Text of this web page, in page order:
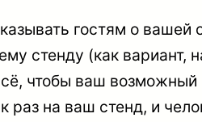
гостям о вашей
стенду (как вариант,
чтобы ваш
раз на ваш стенд, и